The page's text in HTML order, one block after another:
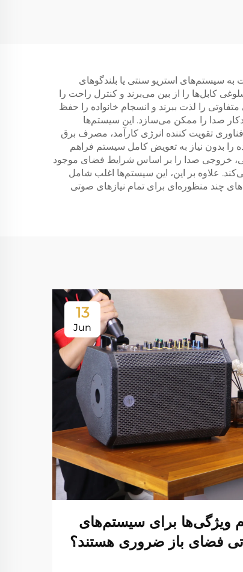
سیستم‌های استریو سنتی یا بلندگوهای
کابل‌ها را از بین می‌برند و کنترل راحت را
را لذت ببرند و انسجام خانواده را حفظ
صدا را ممکن می‌سازد. این سیستم‌ها
تقویت کننده انرژی کارآمد، مصرف برق
بدون نیاز به تعویض کامل سیستم فراهم
خروجی صدا را بر اساس شرایط فضای موجود
علاوه بر این، این سیستم‌ها اغلب شامل
چند منظوره‌ای برای تمام نیازهای صوتی
13
Jun
ویژگی‌ها برای سیستم‌های
فضای باز ضروری هستند؟